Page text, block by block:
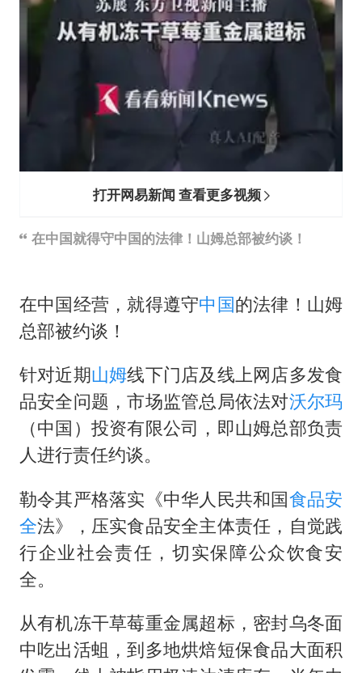
打开网易新闻 查看更多视频
在中国就得守中国的法律！山姆总部被约谈！
在中国经营，就得遵守中国的法律！山姆
总部被约谈！
针对近期山姆线下门店及线上网店多发食
品安全问题，市场监管总局依法对沃尔玛
（中国）投资有限公司，即山姆总部负责
人进行责任约谈。
勒令其严格落实《中华人民共和国食品安
全法》，压实食品安全主体责任，自觉践
行企业社会责任，切实保障公众饮食安
全。
从有机冻干草莓重金属超标，密封乌冬面
中吃出活蛆，到多地烘焙短保食品大面积